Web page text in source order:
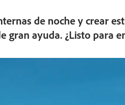
de noche y crear
gran ayuda. ¿Listo para